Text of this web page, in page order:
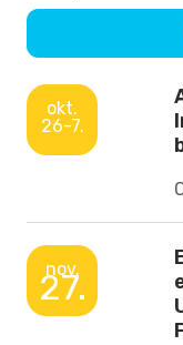
okt.
26-7.
nov.
27.